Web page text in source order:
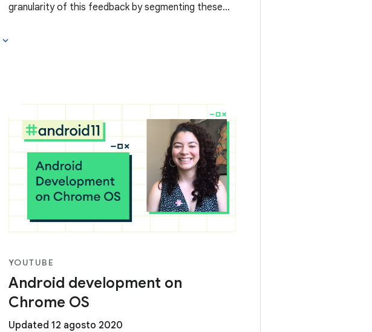
granularity of this feedback by segmenting these
expand_more
YOUTUBE
Android development on
Chrome OS
Updated 12 agosto 2020